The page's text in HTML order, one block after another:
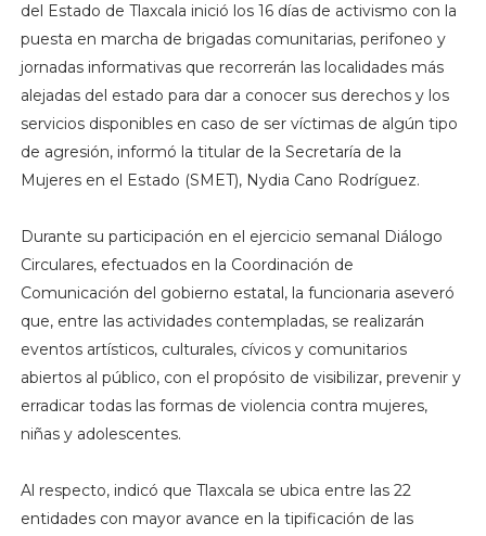
del Estado de Tlaxcala inició los 16 días de activismo con la
puesta en marcha de brigadas comunitarias, perifoneo y
jornadas informativas que recorrerán las localidades más
alejadas del estado para dar a conocer sus derechos y los
servicios disponibles en caso de ser víctimas de algún tipo
de agresión, informó la titular de la Secretaría de la
Mujeres en el Estado (SMET), Nydia Cano Rodríguez.
Durante su participación en el ejercicio semanal Diálogo
Circulares, efectuados en la Coordinación de
Comunicación del gobierno estatal, la funcionaria aseveró
que, entre las actividades contempladas, se realizarán
eventos artísticos, culturales, cívicos y comunitarios
abiertos al público, con el propósito de visibilizar, prevenir y
erradicar todas las formas de violencia contra mujeres,
niñas y adolescentes.
Al respecto, indicó que Tlaxcala se ubica entre las 22
entidades con mayor avance en la tipificación de las